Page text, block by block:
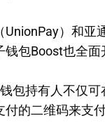
UnionPay）和亚
钱包Boost也全面
包持有人不仅
的二维码来支付